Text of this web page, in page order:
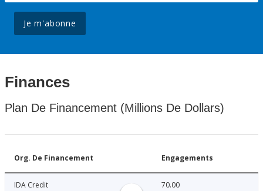
Je m'abonne
Finances
Plan De Financement (Millions De Dollars)
Org. De Financement Engagements
IDA Credit 70.00